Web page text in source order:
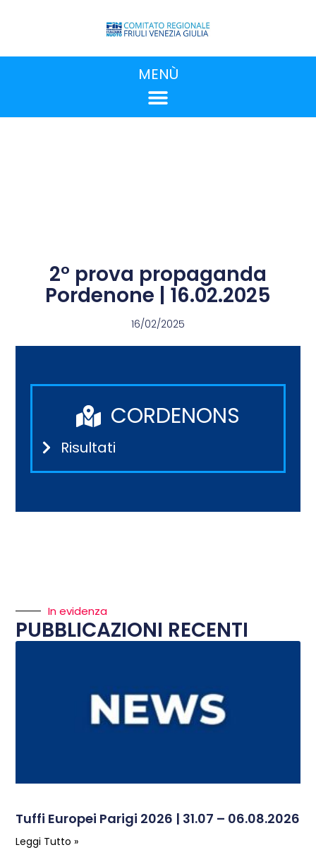
MENÙ
2° prova propaganda
Pordenone | 16.02.2025
16/02/2025
CORDENONS
Risultati
In evidenza
PUBBLICAZIONI RECENTI
Tuffi Europei Parigi 2026 | 31.07 – 06.08.2026
Leggi Tutto »